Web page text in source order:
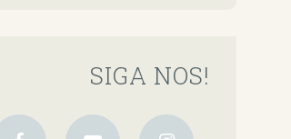
SIGA NOS!